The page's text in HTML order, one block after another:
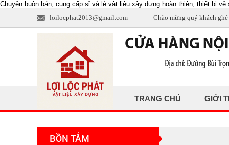
Chuyên buôn bán, cung cấp sỉ và lẻ vật liệu xây dựng hoàn thiện, thiết bị
loilocphat2013@gmail.com
Chào mừng quý khách
TRANG CHỦ GIỚI
BỒN TẮM